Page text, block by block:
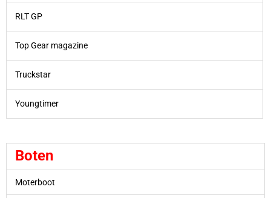
RLT GP
Top Gear magazine
Truckstar
Youngtimer
Boten
Moterboot